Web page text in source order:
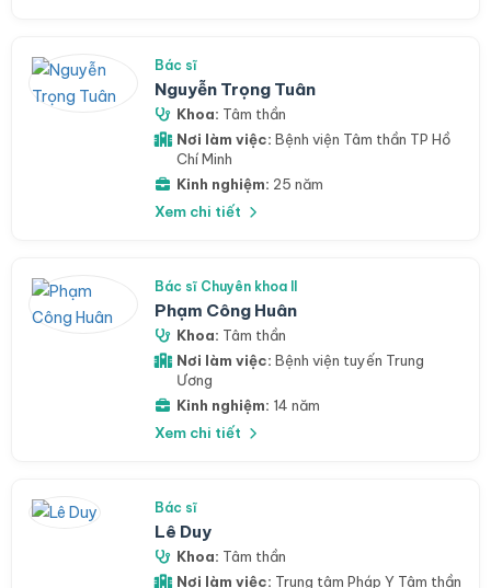
Bác sĩ
Nguyễn Trọng Tuân
Khoa: Tâm thần
Nơi làm việc: Bệnh viện Tâm thần TP Hồ
Chí Minh
Kinh nghiệm: 25 năm
Xem chi tiết
Bác sĩ Chuyên khoa II
Phạm Công Huân
Khoa: Tâm thần
Nơi làm việc: Bệnh viện tuyến Trung
Ương
Kinh nghiệm: 14 năm
Xem chi tiết
Bác sĩ
Lê Duy
Khoa: Tâm thần
Nơi làm việc: Trung tâm Pháp Y Tâm thần